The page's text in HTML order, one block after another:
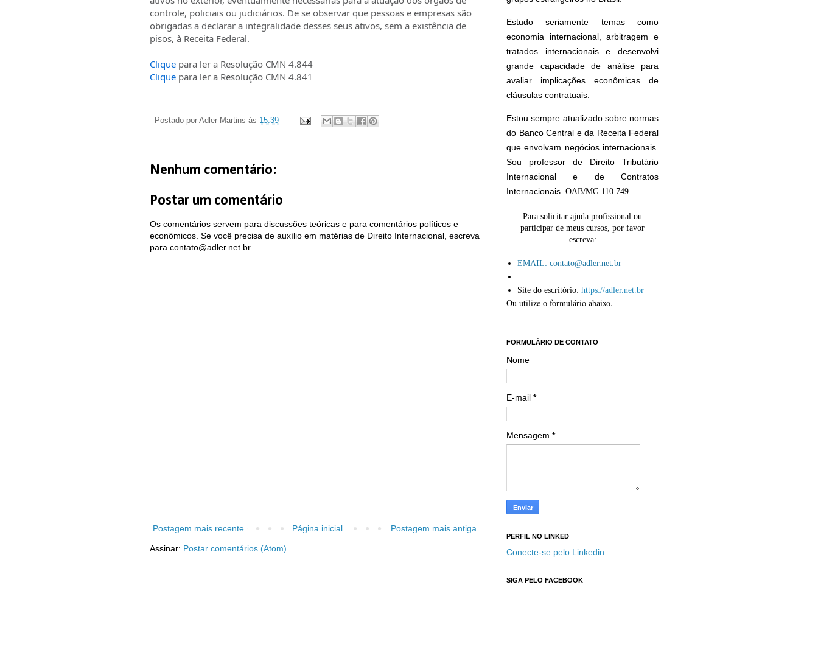
controle, policiais ou judiciários. De se observar que pessoas e empresas são
obrigadas a declarar a integralidade desses seus ativos, sem a existência de
pisos, à Receita Federal.
Clique para ler a Resolução CMN 4.844
Clique para ler a Resolução CMN 4.841
Postado por Adler Martins às 15:39
Nenhum comentário:
Postar um comentário
Os comentários servem para discussões teóricas e para comentários políticos e
econômicos. Se você precisa de auxílio em matérias de Direito Internacional, escreva
para contato@adler.net.br.
Postagem mais recente Postagem mais antiga
Página inicial
Assinar: Postar comentários (Atom)
Estudo seriamente temas como
economia internacional, arbitragem e
tratados internacionais e desenvolvi
grande capacidade de análise para
avaliar implicações econômicas de
cláusulas contratuais.
Estou sempre atualizado sobre normas
do Banco Central e da Receita Federal
que envolvam negócios internacionais.
Sou professor de Direito Tributário
Internacional e de Contratos
Internacionais. OAB/MG 110.749
Para solicitar ajuda profissional ou
participar de meus cursos, por favor
escreva:
EMAIL: contato@adler.net.br
Site do escritório: https://adler.net.br
Ou utilize o formulário abaixo.
FORMULÁRIO DE CONTATO
Nome
E-mail *
Mensagem *
PERFIL NO LINKED
Conecte-se pelo Linkedin
SIGA PELO FACEBOOK